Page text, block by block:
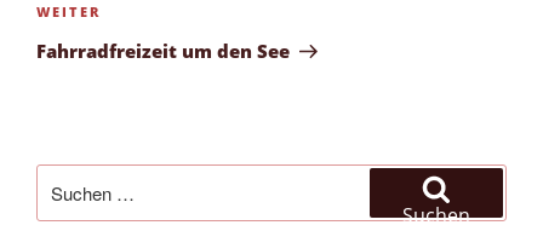
Nächster
Beitrag
WEITER
Fahrradfreizeit um den See
nach:
Suchen